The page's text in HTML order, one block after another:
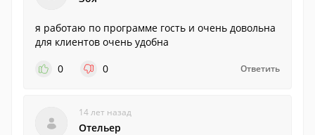
я работаю по программе гость и очень довольна
для клиентов очень удобна
0
0 Ответить
14 лет назад
Отельер